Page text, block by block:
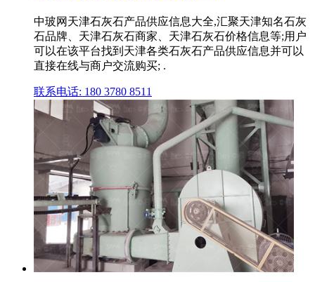
中玻网天津石灰石产品供应信息大全,汇聚天津知名石灰
石品牌、天津石灰石商家、天津石灰石价格信息等;用户
可以在该平台找到天津各类石灰石产品供应信息并可以
直接在线与商户交流购买; .
联系电话: 180 3780 8511